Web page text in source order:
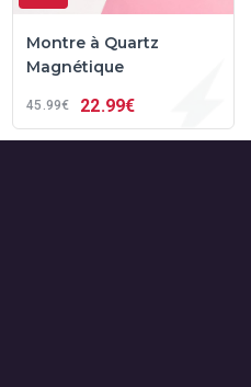
Montre à Quartz
Magnétique
45 99€ 22 99€